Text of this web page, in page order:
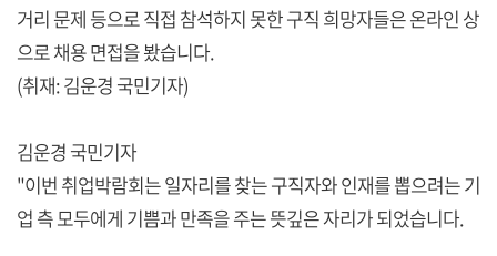
거리 문제 등으로 직접 참석하지 못한 구직 희망자들은 온라인 상
으로 채용 면접을 봤습니다.
(취재: 김운경 국민기자)
김운경 국민기자
"이번 취업박람회는 일자리를 찾는 구직자와 인재를 뽑으려는 기
업 측 모두에게 기쁨과 만족을 주는 뜻깊은 자리가 되었습니다.